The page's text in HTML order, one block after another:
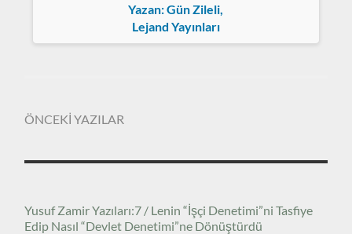
Yazan: Gün Zileli,
Lejand Yayınları
ÖNCEKİ YAZILAR
Yusuf Zamir Yazıları:7 / Lenin “İşçi Denetimi”ni Tasfiye
Edip Nasıl “Devlet Denetimi”ne Dönüştürdü